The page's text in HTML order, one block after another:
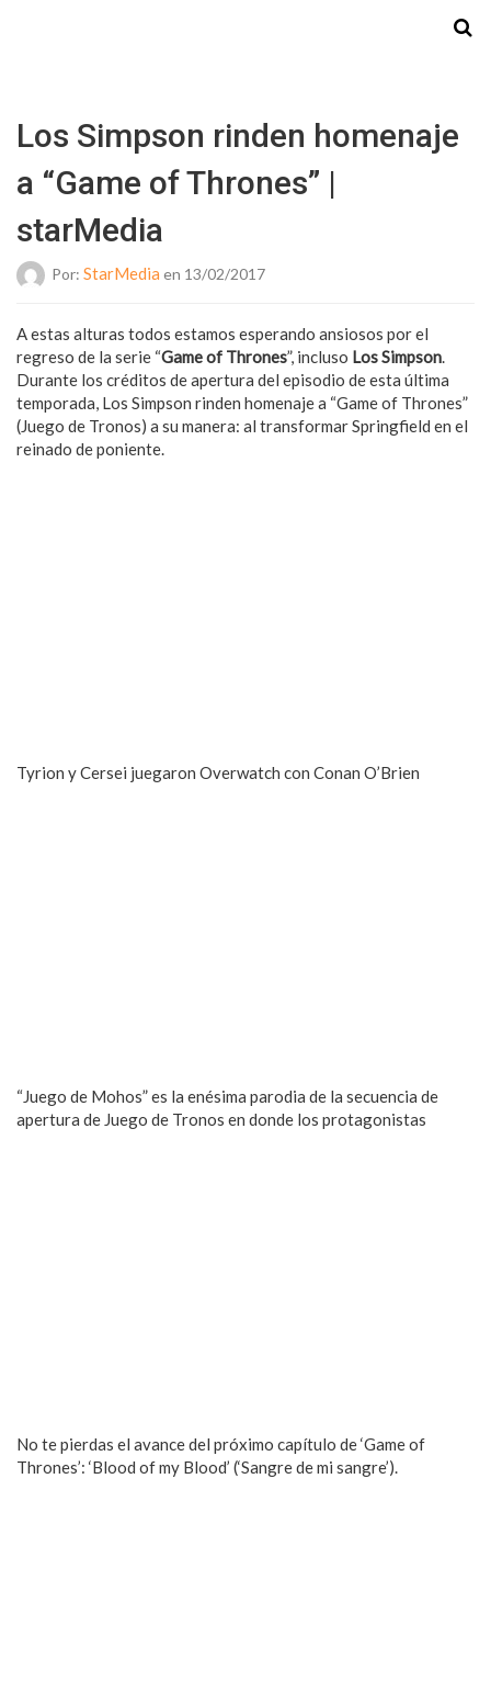
Los Simpson rinden homenaje
a “Game of Thrones” |
starMedia
Por: StarMedia en 13/02/2017
A estas alturas todos estamos esperando ansiosos por el
regreso de la serie “Game of Thrones”, incluso Los Simpson.
Durante los créditos de apertura del episodio de esta última
temporada, Los Simpson rinden homenaje a “Game of Thrones”
(Juego de Tronos) a su manera: al transformar Springfield en el
reinado de poniente.
Tyrion y Cersei juegaron Overwatch con Conan O’Brien
“Juego de Mohos” es la enésima parodia de la secuencia de
apertura de Juego de Tronos en donde los protagonistas
No te pierdas el avance del próximo capítulo de ‘Game of
Thrones’: ‘Blood of my Blood’ (‘Sangre de mi sangre’).